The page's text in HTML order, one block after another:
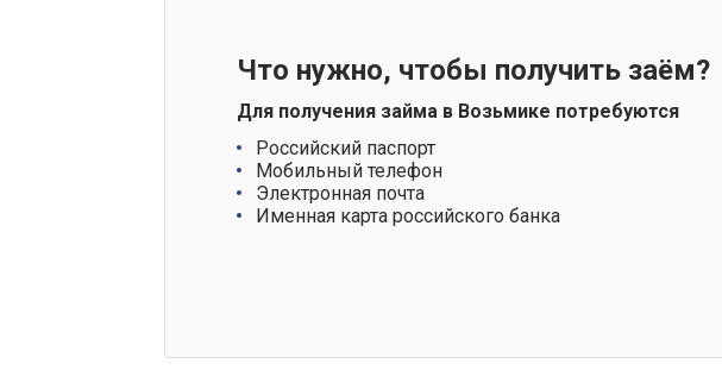
Что нужно, чтобы получить заём?
Для получения займа в Возьмике потребуются
Российский паспорт
Мобильный телефон
Электронная почта
Именная карта российского банка